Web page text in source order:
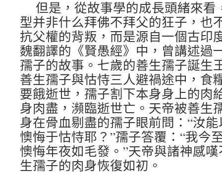
但是，從故事學的成長頭緒來看
型并非什么拜佛不拜父的狂子，也
抗父權的背叛，而是源自一個古印
魏翻譯的《賢愚經》中，曾講述過
孺子的故事。七歲的善生孺子誕生
善生孺子與怙恃三人避禍途中，食
要餓逝世，孺子割下本身身上的肉
身肉盡，瀕臨逝世亡。天帝被善生
身在骨血剔盡的孺子眼前問：“汝
懊悔于怙恃耶？”孺子答覆：“我今
懊悔年夜如毛發。”天帝與諸神感
生孺子的肉身恢復如初。